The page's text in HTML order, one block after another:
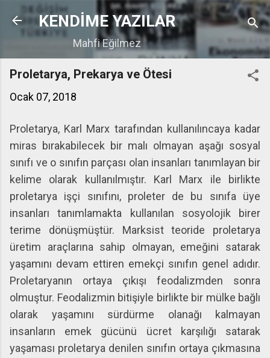
Ana içeriğe atla
KENDİME YAZILAR
Mahfi Eğilmez
Proletarya, Prekarya ve Ötesi
Ocak 07, 2018
Proletarya, Karl Marx tarafından kullanılıncaya kadar
miras bırakabilecek bir malı olmayan aşağı sosyal
sınıfı ve o sınıfın parçası olan insanları tanımlayan bir
kelime olarak kullanılmıştır. Karl Marx ile birlikte
proletarya işçi sınıfını, proleter de bu sınıfa üye
insanları tanımlamakta kullanılan sosyolojik birer
terime dönüşmüştür. Marksist teoride proletarya
üretim araçlarına sahip olmayan, emeğini satarak
yaşamını devam ettiren emekçi sınıfın genel adıdır.
Proletaryanın ortaya çıkışı feodalizmden sonra
olmuştur. Feodalizmin bitişiyle birlikte bir mülke bağlı
olarak yaşamını sürdürme olanağı kalmayan
insanların emek gücünü ücret karşılığı satarak
yaşaması proletarya denilen sınıfın ortaya çıkmasına